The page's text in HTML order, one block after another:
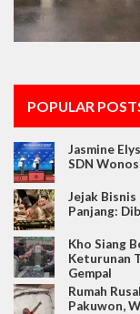
POPULAR
Jasmine
SDN
Jejak
Panjang:
Kho Siang
Keturunan
Gempal
Rumah
Pakuwon,